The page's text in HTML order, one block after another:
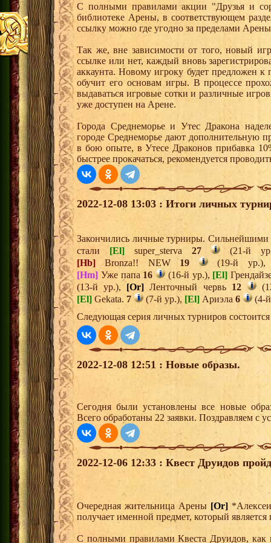
С полными правилами акции "Друзья и
библиотеке Арены, в соответствующем
ссылку можно где угодно за пределами
Так же, вне зависимости от того, новый
ссылке или нет, каждый вновь
аккаунта. Новому игроку будет предложен
обучит его основам игры. В процессе
выдаваться игровые сотки и различные
уже доступен на Арене.
Города Среднеморье и Утес Дракона
городе Среднеморье дают дополнительную
в бою опыте, в Утесе Драконов прибавка
быстрее прокачаться, рекомендуется
2022-12-08 13:03 : Итоги личных
Закончились личные турниры. Сильнейшими
стали [El]super_sterva 27
(21-й
[Hb] Bronza!! NEW 19
(19-й
[Hm] Уже папа 16 (16-й ур.), [El]
(13-й ур.), [Or] Ленточный червь 12
[El] Gekata. 7 (7-й ур.), [El] Ариэла 6
(4-
Следующая серия личных турниров состоится
2022-12-08 12:51 : Новые образы.
Сегодня были установлены все новые
Всего обработаны 22 заявки. Поздравляем с
2022-12-06 12:33 : Квест Друидов
Очередная жительница Арены [Or]
получает именной предмет, который
С полными правилами Квеста Друидов, как